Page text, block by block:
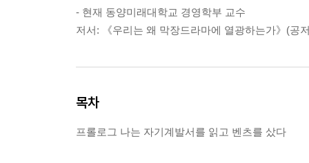
- 현재 동양미래대학교 경영학부 교수
저서: 《우리는 왜 막장드라마에 열광하는가》(공
목차
프롤로그 나는 자기계발서를 읽고 벤츠를 샀다